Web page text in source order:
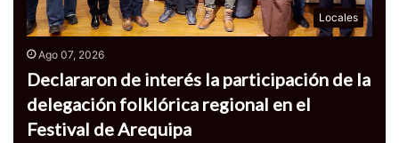
Locales
Ago 07, 2026
Declararon de interés la participación de la
delegación folklórica regional en el
Festival de Arequipa